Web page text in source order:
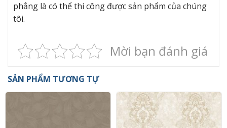
phẳng là có thể thi công được sản phẩm của chúng
tôi.
Mời bạn đánh giá
SẢN PHẨM TƯƠNG TỰ